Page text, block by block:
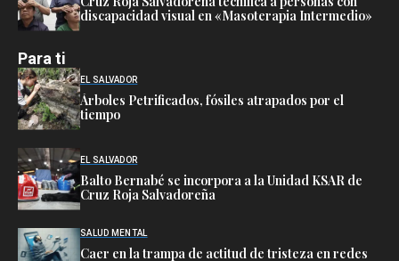
discapacidad visual en «Masoterapia Intermedio»
Para ti
EL SALVADOR
Árboles Petrificados, fósiles atrapados por el
tiempo
EL SALVADOR
Balto Bernabé se incorpora a la Unidad KSAR de
Cruz Roja Salvadoreña
SALUD MENTAL
Caer en la trampa de actitud de tristeza en redes